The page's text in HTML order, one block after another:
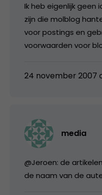
Ik heb eigenlijk geen
zijn die molblog
voor postings en
voorwaarden voor
24 november 2007
media
@Jeroen: de
de naam van de